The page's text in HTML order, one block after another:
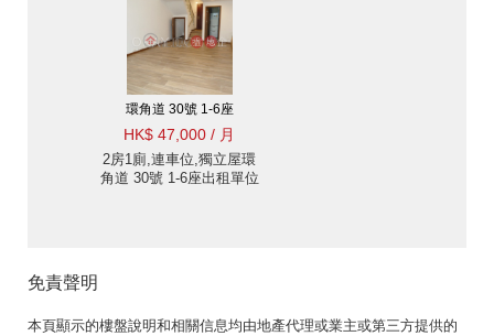
環角道 30號 1-6座
HK$ 47,000 / 月
2房1廁,連車位,獨立屋環
角道 30號 1-6座出租單位
免責聲明
本頁顯示的樓盤說明和相關信息均由地產代理或業主或第三方提供的